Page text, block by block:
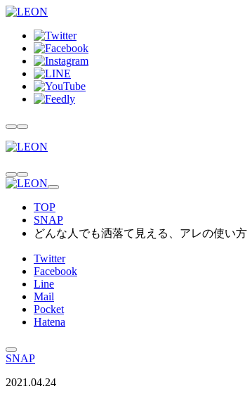
TOP
SNAP
どんな人でも洒落て見える、アレの使い方
Twitter
Facebook
Line
Mail
Pocket
Hatena
SNAP
2021.04.24